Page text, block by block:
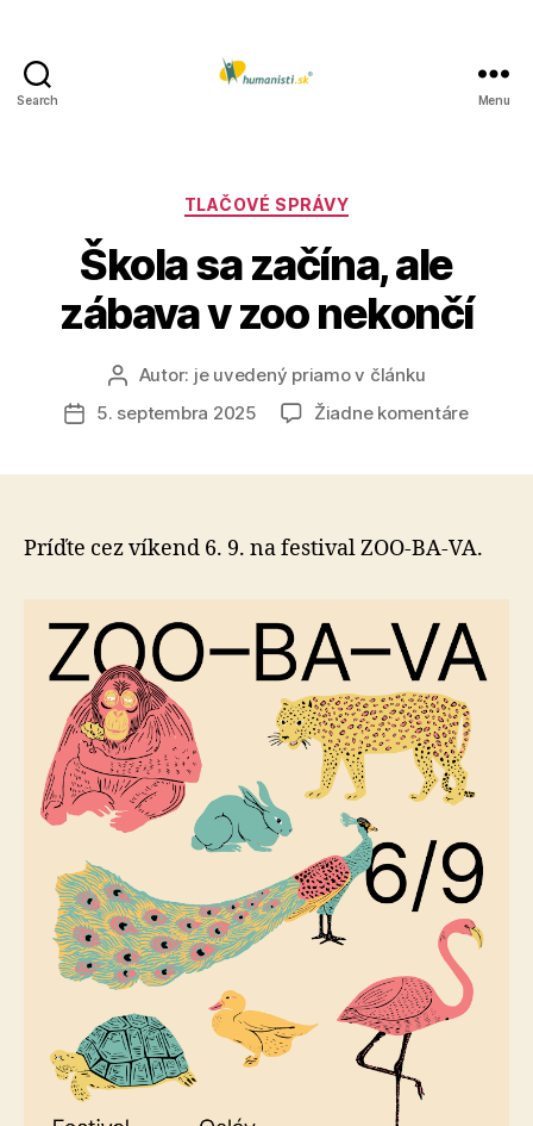
Search Menu
Kategórie
TLAČOVÉ SPRÁVY
Škola sa začína, ale
zábava v zoo nekončí
AutorAutor: je uvedený priamo v článku
Dátum
5. septembra 2025 Žiadne komentárena
zábava
nekončí
Príďte cez víkend 6. 9. na festival ZOO-BA-VA.